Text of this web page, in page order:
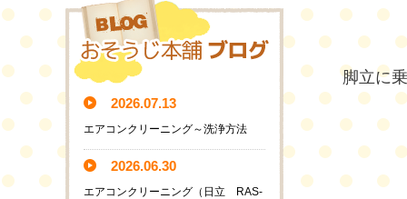
脚立に
2026.07.13
エアコンクリーニング～洗浄方法
2026.06.30
エアコンクリーニング（日立 RAS-